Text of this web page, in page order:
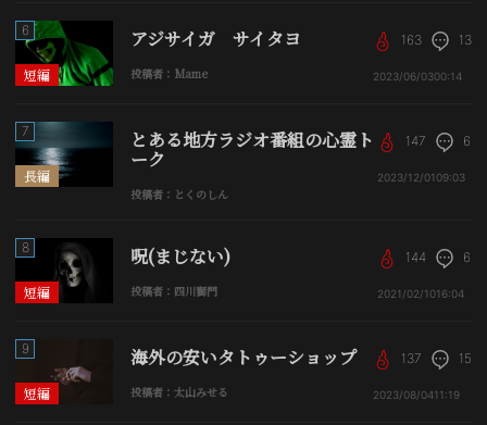
短編
6 アジサイガ サイタヨ
投稿者：Mame
163 13
2023/06/0300:14
長編
7 とある地方ラジオ番組の心霊ト
ーク
投稿者：とくのしん
147 6
2023/12/01 09:03
短編
8 呪(まじない)
投稿者：四川獅門
144 6
2021/02/1016:04
短編
9 海外の安いタトゥーショップ
投稿者：太山みせる
137 15
2023/08/0411:19